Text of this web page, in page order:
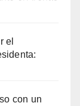
el
con un